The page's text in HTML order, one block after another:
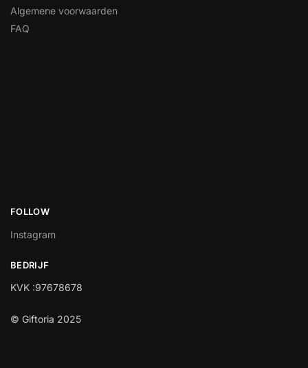
Algemene voorwaarden
FAQ
FOLLOW
Instagram
BEDRIJF
KVK :97678678
© Giftoria 2025